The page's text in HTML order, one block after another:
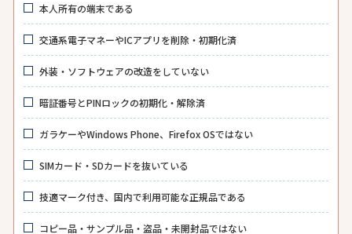
本人所有の端末である
交通系電子マネーやICアプリを削除・初期化済
外装・ソフトウェアの改造をしていない
暗証番号とPINロックの初期化・解除済
ガラケーやWindows Phone、Firefox OSではない
SIMカード・SDカードを抜いている
技適マーク付き、国内で利用可能な正規品である
コピー品・サンプル品・盗品・未開封品ではない